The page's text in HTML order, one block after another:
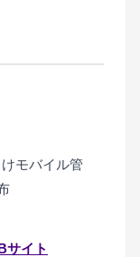
モバイル管
サイト